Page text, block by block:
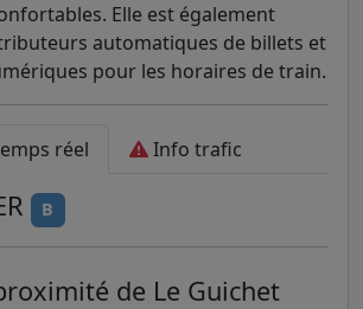
Elle est également
automatiques de billets et
pour les horaires de train.
réel Info trafic
B
de Le Guichet